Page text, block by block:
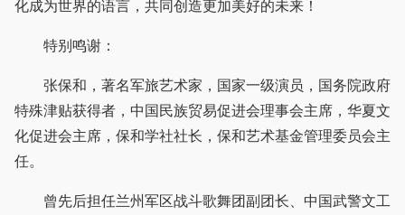
化成为世界的语言，共同创造更加美好的未来！
特别鸣谢：
张保和，著名军旅艺术家，国家一级演员，国务院政府
特殊津贴获得者，中国民族贸易促进会理事会主席，华夏文
化促进会主席，保和学社社长，保和艺术基金管理委员会主
任。
曾先后担任兰州军区战斗歌舞团副团长、中国武警文工